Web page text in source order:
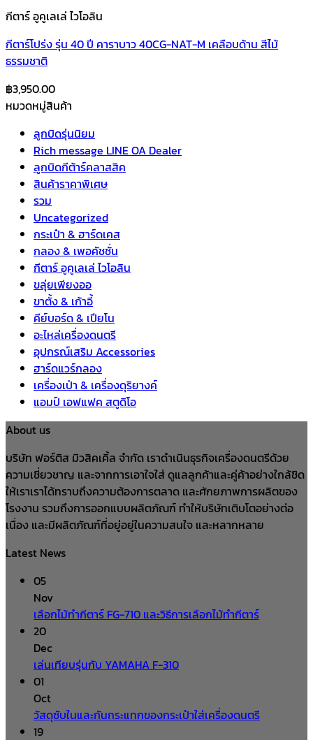
กีตาร์ อูคูเลเล่ ไวโอลิน
กีตาร์โปร่ง รุ่น 40 ปี คาราบาว 40CG-NAT-M เคลือบด้าน สีไม้
ธรรมชาติ
฿3,950.00
หมวดหมู่สินค้า
ลูกบิดรุ่นนิยม
Rich message LINE OA Dealer
ลูกบิดกีต้าร์คลาสสิค
สินค้าราคาพิเศษ
รวม
Uncategorized
กระเป๋า & ฮาร์ดเคส
กลอง & เพอคัชชั่น
กีตาร์ อูคูเลเล่ ไวโอลิน
ขลุ่ยเพียงออ
ขาตั้ง & เก้าอี้
คีย์บอร์ด & เปียโน
อะไหล่เครื่องดนตรี
อุปกรณ์เสริม Accessories
ฮาร์ดแวร์กลอง
เครื่องเป่า & เครื่องดุริยางค์
แอมป์ เอฟแฟค สตูดิโอ
About us
บริษัท ฟอร์ติส มิวสิคเคิ้ล จำกัด เราดำเนินธุรกิจเครื่องดนตรีด้วย
ความเชี่ยวชาญ และจากการเอาใจใส่ ดูแลลูกค้าและคู่ค้าอย่างใกล้ชิด
ให้เราเราได้ทราบถึงความต้องการตลาด และศักยภาพการผลิตของ
โรงงาน รวมถึงการออกแบบผลิตภัณฑ์ ทำให้บริษัทเติบโตอย่างต่อ
เนื่อง และมีผลิตภัณฑ์ที่อยู่อยู่ในความสนใจ และหลากหลาย
Latest News
05
Nov
เลือกไม้ทำกีตาร์ FG-710 และวิธีการเลือกไม้ทำกีตาร์
20
Dec
เล่นเทียบรุ่นกับ YAMAHA F-310
01
Oct
วัสดุซับในและกันกระแทกของกระเป๋าใส่เครื่องดนตรี
19